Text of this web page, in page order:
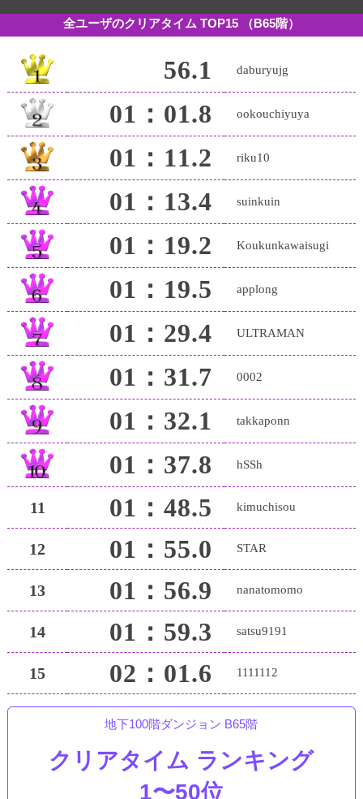
全ユーザのクリアタイム TOP15 （B65階）
56.1 daburyujg
01：01.8 ookouchiyuya
01：11.2 riku10
01：13.4 suinkuin
01：19.2 Koukunkawaisugi
01：19.5 applong
01：29.4 ULTRAMAN
01：31.7 0002
01：32.1 takkaponn
01：37.8 hSSh
11 01：48.5 kimuchisou
12 01：55.0 STAR
13 01：56.9 nanatomomo
14 01：59.3 satsu9191
15 02：01.6 1111112
地下100階ダンジョン B65階
クリアタイム ランキング
1〜50位